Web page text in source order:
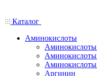
Каталог
Аминокислоты
Аминокислоты
Аргинин